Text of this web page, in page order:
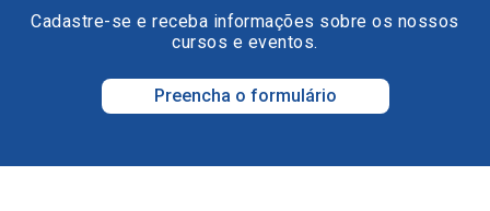
Cadastre-se e receba informações sobre os nossos
cursos e eventos.
Preencha o formulário